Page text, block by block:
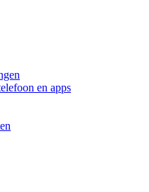
en apps